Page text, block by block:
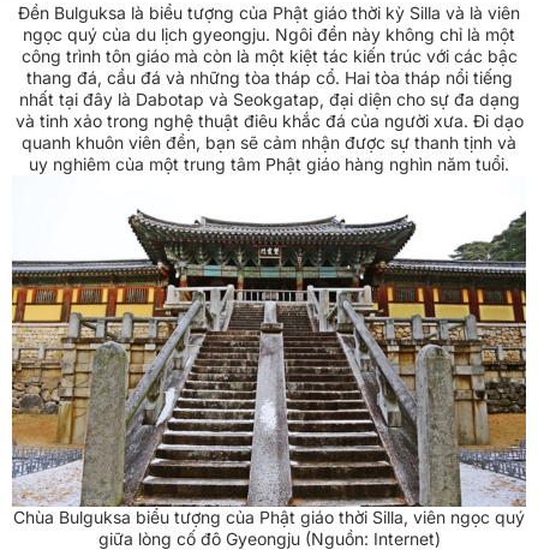
Đền Bulguksa là biểu tượng của Phật giáo thời kỳ Silla và là viên
ngọc quý của du lịch gyeongju. Ngôi đền này không chỉ là một
công trình tôn giáo mà còn là một kiệt tác kiến trúc với các bậc
thang đá, cầu đá và những tòa tháp cổ. Hai tòa tháp nổi tiếng
nhất tại đây là Dabotap và Seokgatap, đại diện cho sự đa dạng
và tinh xảo trong nghệ thuật điêu khắc đá của người xưa. Đi dạo
quanh khuôn viên đền, bạn sẽ cảm nhận được sự thanh tịnh và
uy nghiêm của một trung tâm Phật giáo hàng nghìn năm tuổi.
Chùa Bulguksa biểu tượng của Phật giáo thời Silla, viên ngọc quý
giữa lòng cố đô Gyeongju (Nguồn: Internet)